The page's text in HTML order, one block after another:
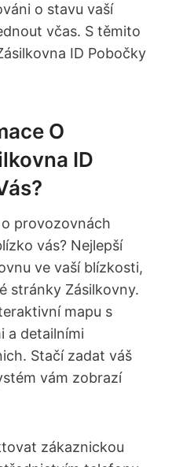
o stavu vaší
včas. S těmito
ID Pobočky
O
ID
provozovnách
vás? Nejlepší
ve vaší blízkosti,
stránky Zásilkovny.
mapu s
a detailními
Stačí zadat váš
vám zobrazí
zákaznickou